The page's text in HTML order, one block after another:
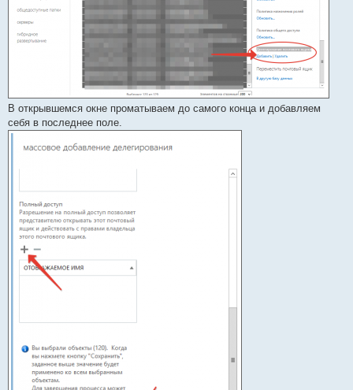
В открывшемся окне проматываем до самого конца и добавляем
себя в последнее поле.